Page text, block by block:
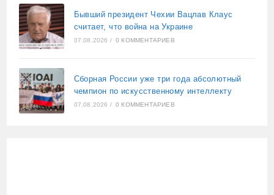
Бывший президент Чехии Вацлав Клаус
считает, что война на Украине
07.08.2026 / 0 КОММЕНТАРИЕВ
Сборная России уже три года абсолютный
чемпион по искусственному интеллекту
07.08.2026 / 0 КОММЕНТАРИЕВ